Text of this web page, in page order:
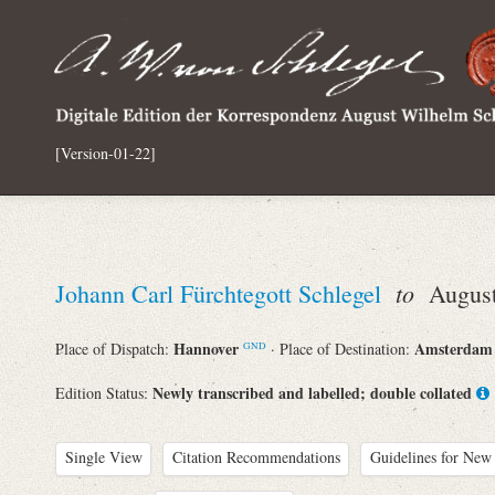
[Version-01-22]
Johann Carl Fürchtegott Schlegel to
Place of Dispatch: Hannover GND · Place of Destination: Amsterdam
Edition Status: Newly transcribed and labelled; double collated
Single View Citation Recommendations Guidelines for